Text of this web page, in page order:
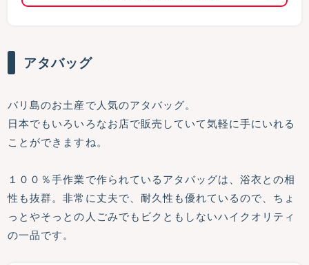
アタバッグ
バリ島のお土産で人気のアタバッグ。
日本でもいろいろなお店で販売していて気軽に手にいれる
ことができますね。
１００％手作業で作られているアタバッグは、浴衣との相
性も抜群。非常に丈夫で、耐久性も優れているので、ちょ
っとやそっとの人ごみでもビクともしないハイクオリティ
の一品です。